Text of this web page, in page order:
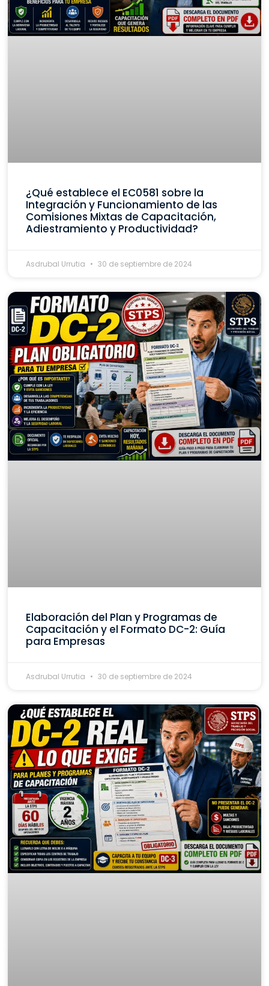
¿Qué establece el EC0581 sobre la
Integración y Funcionamiento de las
Comisiones Mixtas de Capacitación,
Adiestramiento y Productividad?
Asdrubal Urrutia 30 de septiembre de 2024
Elaboración del Plan y Programas de
Capacitación y el Formato DC-2: Guía
para Empresas
Asdrubal Urrutia 30 de septiembre de 2024